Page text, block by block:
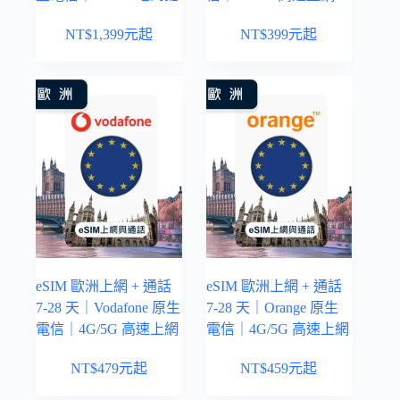
NT$1,399元起 NT$399元起
eSIM 歐洲上網 + 通話
7-28 天｜Vodafone 原生
電信｜4G/5G 高速上網
NT$479元起
eSIM 歐洲上網 + 通話
7-28 天｜Orange 原生
電信｜4G/5G 高速上網
NT$459元起